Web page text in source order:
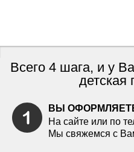
Всего 4 шага, и у
детская
ВЫ
На сайте или по
Мы свяжемся с